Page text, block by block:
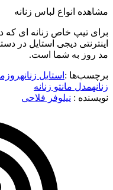
مشاهده انواع لباس زنانه
برای تیپ خاص زنانه ای که
اینترنتی دیجی استایل
مد روز به شما است.
برچسب‌ها : استایل زنانه
زنانهمدل مانتو زنانه
نویسنده :‌ نیلوفر فلاحی